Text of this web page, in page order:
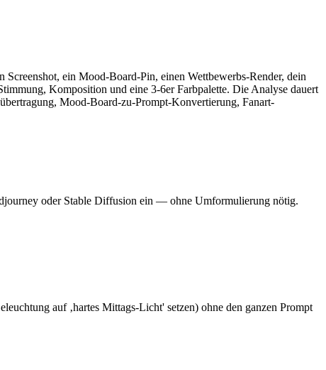
ein Mood-Board-Pin, einen Wettbewerbs-Render, dein
Komposition und eine 3-6er Farbpalette. Die Analyse dauert
Mood-Board-zu-Prompt-Konvertierung, Fanart-
oder Stable Diffusion ein — ohne Umformulierung nötig.
auf ‚hartes Mittags-Licht' setzen) ohne den ganzen Prompt